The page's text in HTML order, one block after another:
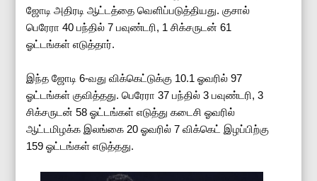
ஜோடி அதிரடி ஆட்டத்தை வெளிப்படுத்தியது. குசால்
பெரேரா 40 பந்தில் 7 பவுண்டரி, 1 சிக்சருடன் 61
ஓட்டங்கள் எடுத்தார்.
இந்த ஜோடி 6-வது விக்கெட்டுக்கு 10.1 ஓவரில் 97
ஓட்டங்கள் குவித்தது. பெரேரா 37 பந்தில் 3 பவுண்டரி, 3
சிக்சருடன் 58 ஓட்டங்கள் எடுத்து கடைசி ஓவரில்
ஆட்டமிழக்க இலங்கை 20 ஓவரில் 7 விக்கெட் இழப்பிற்கு
159 ஓட்டங்கள் எடுத்தது.